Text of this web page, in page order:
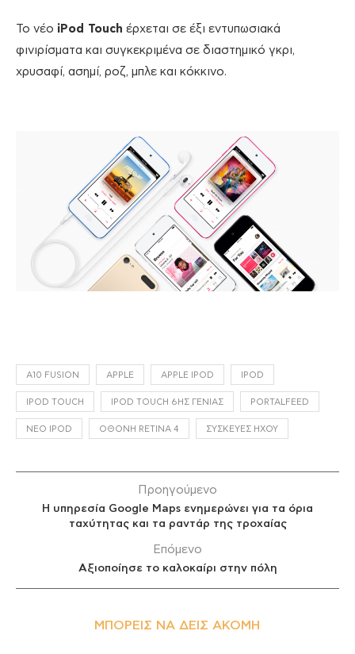
Το νέο iPod Touch έρχεται σε έξι εντυπωσιακά
φινιρίσματα και συγκεκριμένα σε διαστημικό γκρι,
χρυσαφί, ασημί, ροζ, μπλε και κόκκινο.
A10 FUSION APPLE APPLE IPOD IPOD
IPOD TOUCH IPOD TOUCH 6ΗΣ ΓΕΝΙΆΣ PORTALFEED
ΝΈΟ IPOD ΟΘΌΝΗ RETINA 4 ΣΥΣΚΕΥΈΣ ΉΧΟΥ
Προηγούμενο
Η υπηρεσία Google Maps ενημερώνει για τα όρια
ταχύτητας και τα ραντάρ της τροχαίας
Επόμενο
Αξιοποίησε το καλοκαίρι στην πόλη
ΜΠΟΡΕΊΣ ΝΑ ΔΕΙΣ ΑΚΌΜΗ